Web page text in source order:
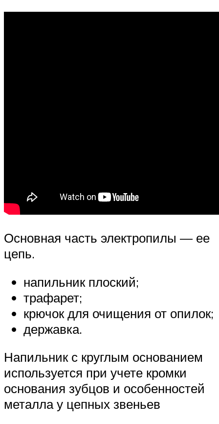
Основная часть электропилы — ее
цепь.
напильник плоский;
трафарет;
крючок для очищения от опилок;
державка.
Напильник с круглым основанием
используется при учете кромки
основания зубцов и особенностей
металла у цепных звеньев